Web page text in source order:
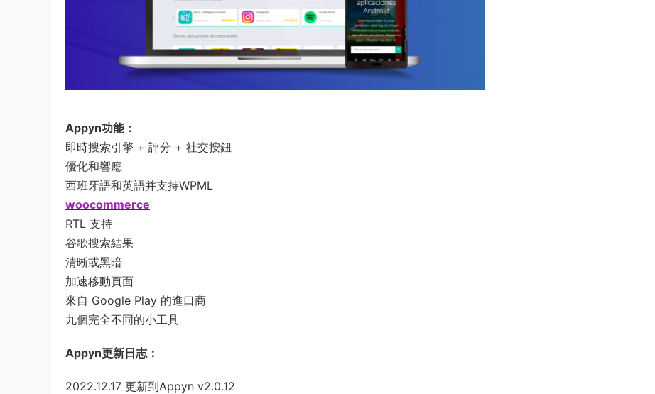
Appyn功能：
即時搜索引擎 + 評分 + 社交按鈕
優化和響應
西班牙語和英語并支持WPML
woocommerce
RTL 支持
谷歌搜索結果
清晰或黑暗
加速移動頁面
來自 Google Play 的進口商
九個完全不同的小工具
Appyn更新日志：
2022.12.17 更新到Appyn v2.0.12